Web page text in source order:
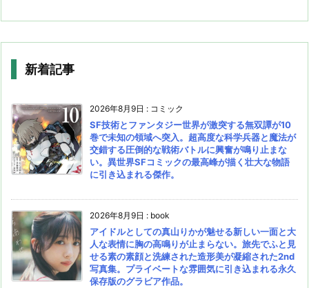
新着記事
2026年8月9日 : コミック
SF技術とファンタジー世界が激突する無双譚が10
巻で未知の領域へ突入。超高度な科学兵器と魔法が
交錯する圧倒的な戦術バトルに興奮が鳴り止まな
い。異世界SFコミックの最高峰が描く壮大な物語
に引き込まれる傑作。
2026年8月9日 : book
アイドルとしての真山りかが魅せる新しい一面と大
人な表情に胸の高鳴りが止まらない。旅先でふと見
せる素の素顔と洗練された造形美が凝縮された2nd
写真集。プライベートな雰囲気に引き込まれる永久
保存版のグラビア作品。